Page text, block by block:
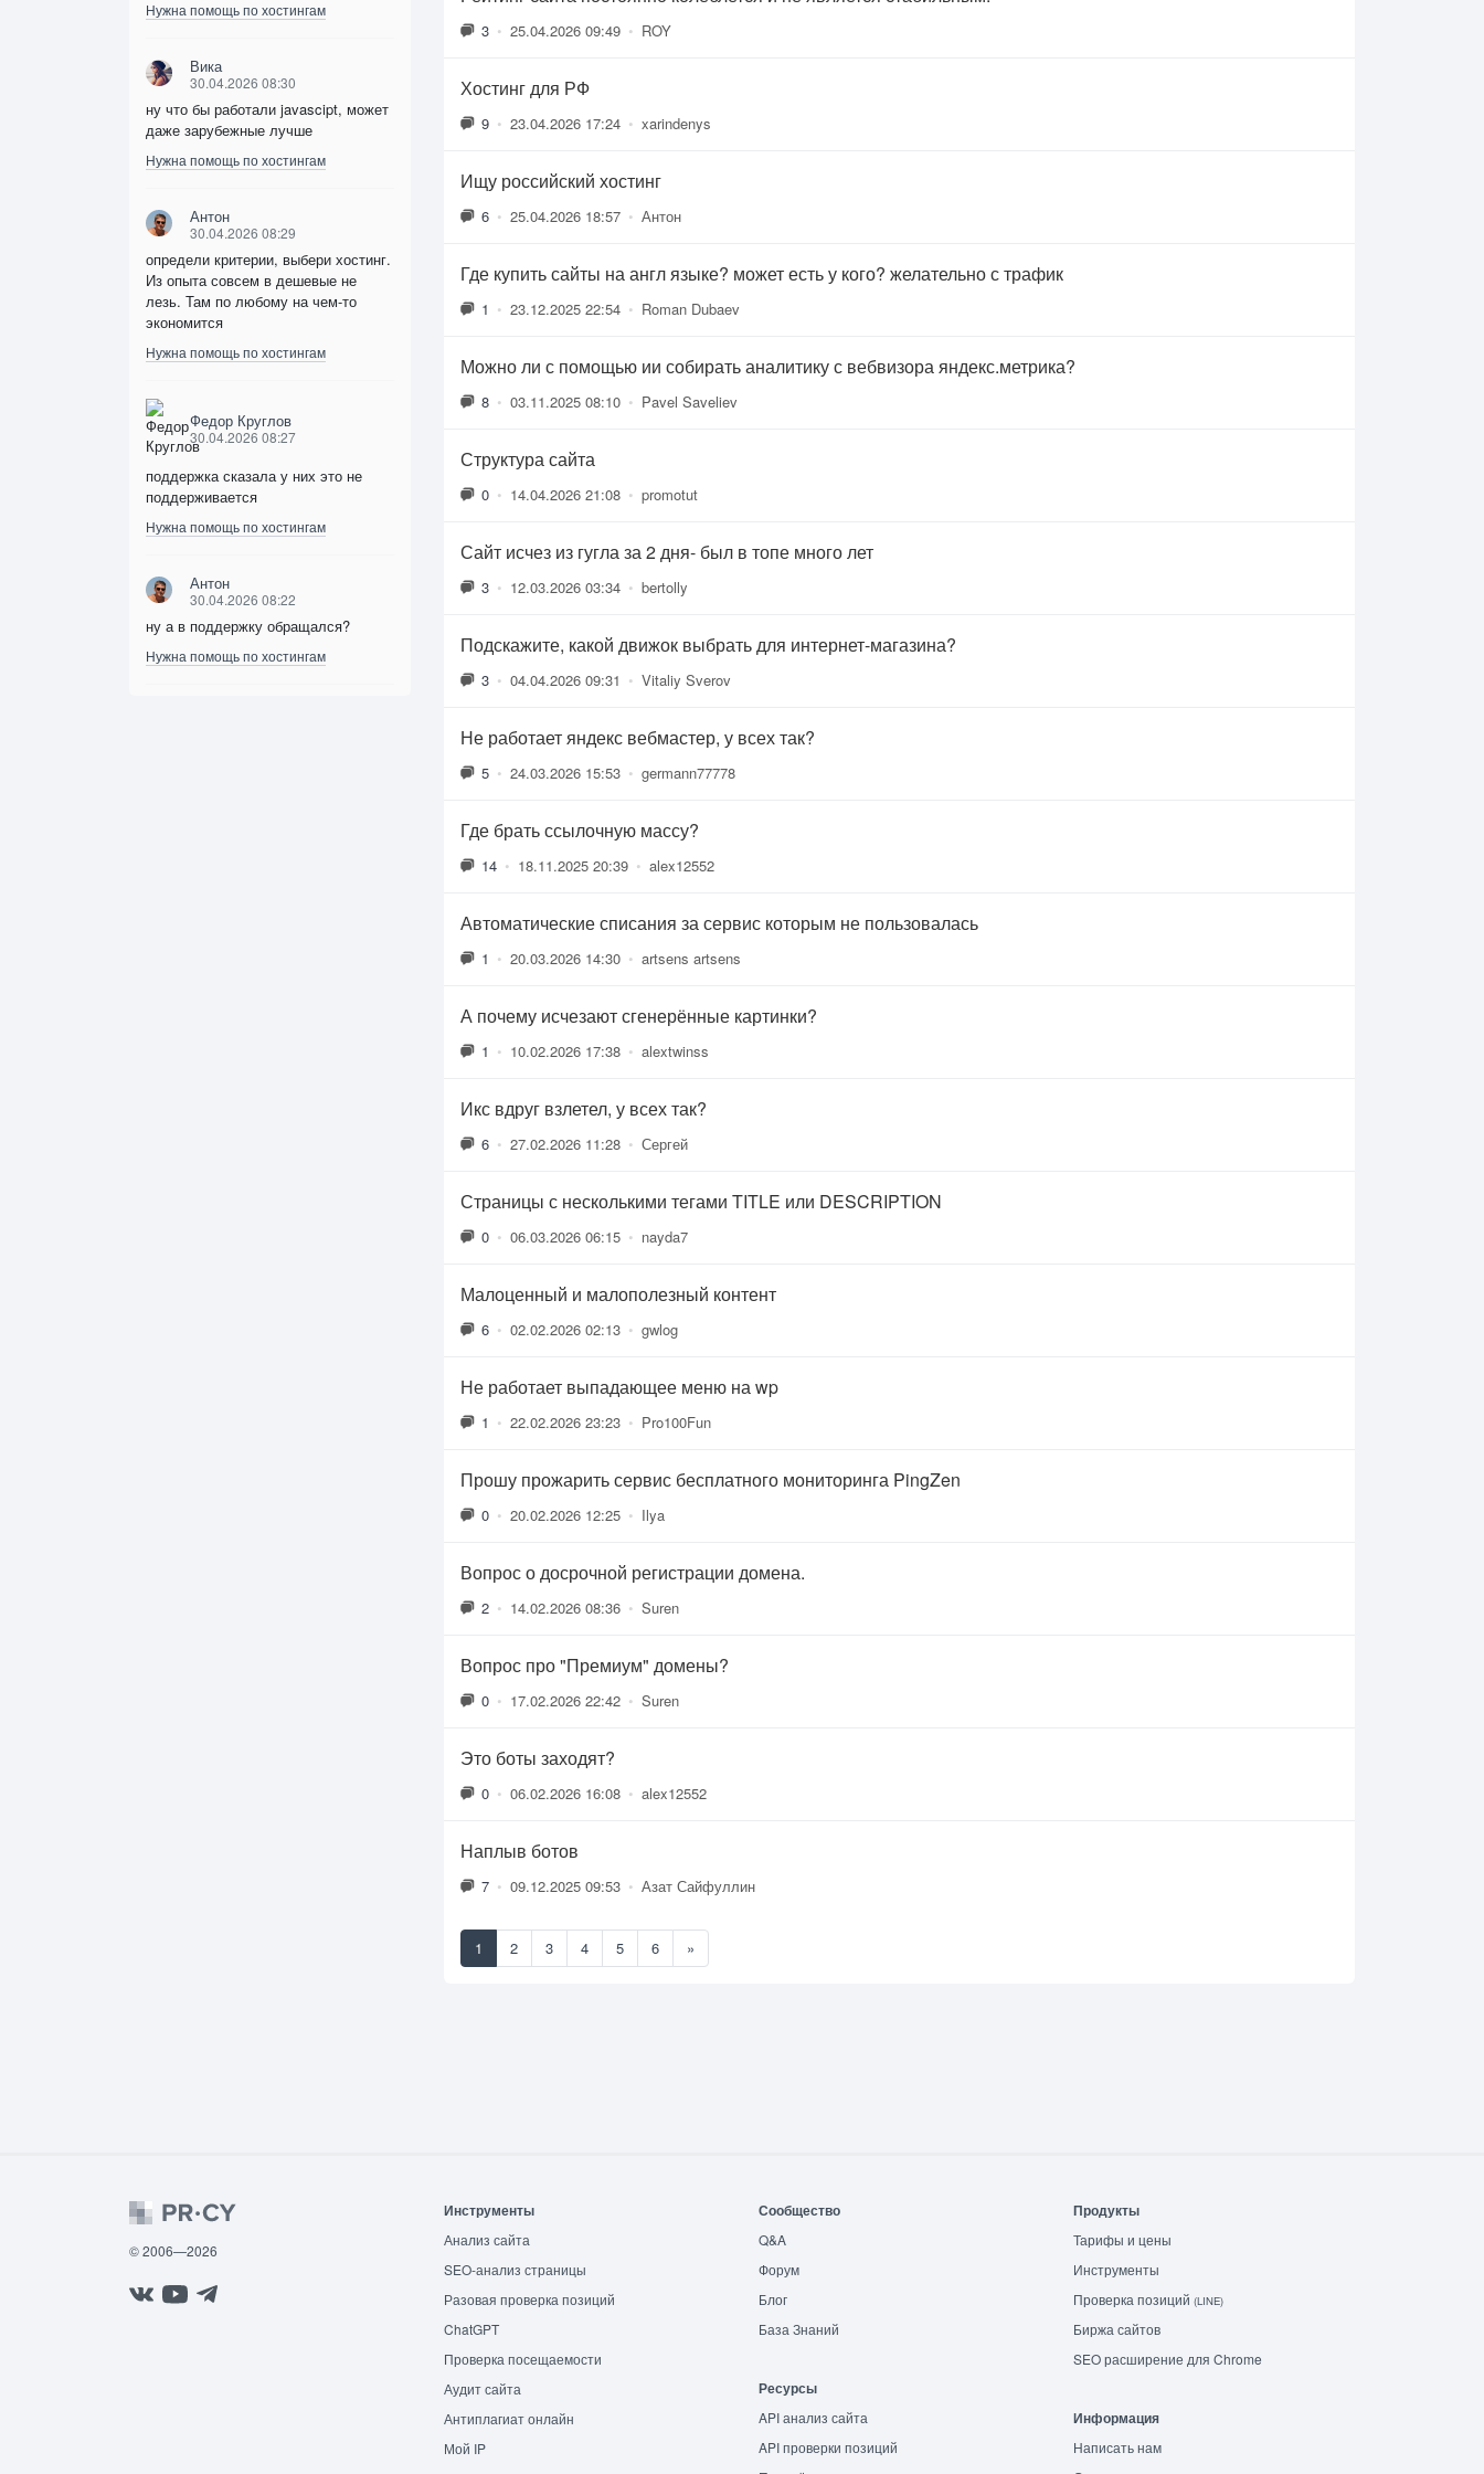
Нужна помощь по хостингам
Вика
30.04.2026 08:30
ну что бы работали javascipt, может
даже зарубежные лучше
Нужна помощь по хостингам
Антон
30.04.2026 08:29
определи критерии, выбери хостинг.
Из опыта совсем в дешевые не
лезь. Там по любому на чем-то
экономится
Нужна помощь по хостингам
Федор Круглов
30.04.2026 08:27
поддержка сказала у них это не
поддерживается
Нужна помощь по хостингам
Антон
30.04.2026 08:22
ну а в поддержку обращался?
Нужна помощь по хостингам
3 • 25.04.2026 09:49 • ROY
Хостинг для РФ
9 • 23.04.2026 17:24 • xarindenys
Ищу российский хостинг
6 • 25.04.2026 18:57 • Антон
Где купить сайты на англ языке? может есть у кого? желательно с трафик
1 • 23.12.2025 22:54 • Roman Dubaev
Можно ли с помощью ии собирать аналитику с вебвизора яндекс.метрика?
8 • 03.11.2025 08:10 • Pavel Saveliev
Структура сайта
0 • 14.04.2026 21:08 • promotut
Сайт исчез из гугла за 2 дня- был в топе много лет
3 • 12.03.2026 03:34 • bertolly
Подскажите, какой движок выбрать для интернет-магазина?
3 • 04.04.2026 09:31 • Vitaliy Sverov
Не работает яндекс вебмастер, у всех так?
5 • 24.03.2026 15:53 • germann77778
Где брать ссылочную массу?
14 • 18.11.2025 20:39 • alex12552
Автоматические списания за сервис которым не пользовалась
1 • 20.03.2026 14:30 • artsens artsens
А почему исчезают сгенерённые картинки?
1 • 10.02.2026 17:38 • alextwinss
Икс вдруг взлетел, у всех так?
6 • 27.02.2026 11:28 • Сергей
Страницы с несколькими тегами TITLE или DESCRIPTION
0 • 06.03.2026 06:15 • nayda7
Малоценный и малополезный контент
6 • 02.02.2026 02:13 • gwlog
Не работает выпадающее меню на wp
1 • 22.02.2026 23:23 • Pro100Fun
Прошу прожарить сервис бесплатного мониторинга PingZen
0 • 20.02.2026 12:25 • Ilya
Вопрос о досрочной регистрации домена.
2 • 14.02.2026 08:36 • Suren
Вопрос про "Премиум" домены?
0 • 17.02.2026 22:42 • Suren
Это боты заходят?
0 • 06.02.2026 16:08 • alex12552
Наплыв ботов
7 • 09.12.2025 09:53 • Азат Сайфуллин
1 2 3 4 5 6 »
© 2006—2026
Инструменты
Анализ сайта
SEO-анализ страницы
Разовая проверка позиций
ChatGPT
Проверка посещаемости
Аудит сайта
Антиплагиат онлайн
Мой IP
Сообщество
Q&A
Форум
Блог
База Знаний
Ресурсы
API анализ сайта
API проверки позиций
Продукты
Тарифы и цены
Инструменты
Проверка позиций (LINE)
Биржа сайтов
SEO расширение для Chrome
Информация
Написать нам